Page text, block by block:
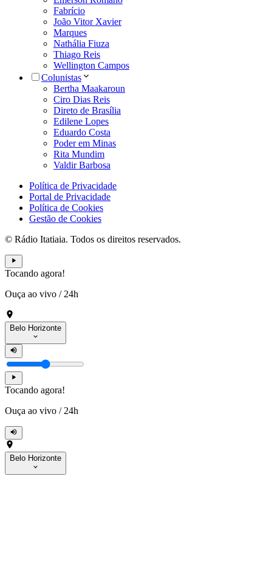
Fabrício
João Vitor Xavier
Marques
Nathália Fiuza
Thiago Reis
Wellington Campos
Colunistas
Bertha Maakaroun
Ciro Dias Reis
Direto de Brasília
Edilene Lopes
Eduardo Costa
Poder em Minas
Rita Mundim
Valdir Barbosa
Política de Privacidade
Portal de Privacidade
Política de Cookies
Gestão de Cookies
© Rádio Itatiaia. Todos os direitos reservados.
Tocando agora!
Ouça ao vivo / 24h
Belo Horizonte
Tocando agora!
Ouça ao vivo / 24h
Belo Horizonte